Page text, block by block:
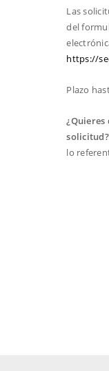
Las
del
https://
Plazo
solicitud?
lo